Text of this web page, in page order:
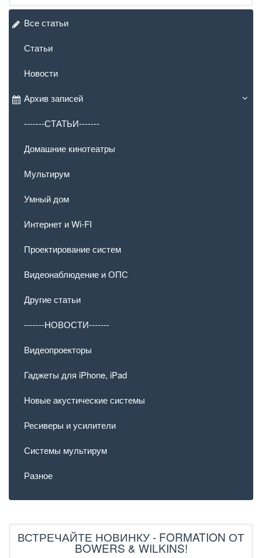
Все статьи
Статьи
Новости
Архив записей
-------СТАТЬИ-------
Домашние кинотеатры
Мультирум
Умный дом
Интернет и Wi-FI
Проектирование систем
Видеонаблюдение и ОПС
Другие статьи
-------НОВОСТИ-------
Видеопроекторы
Гаджеты для iPhone, iPad
Новые акустические системы
Ресиверы и усилители
Системы мультирум
Разное
ВСТРЕЧАЙТЕ НОВИНКУ - FORMATION ОТ
BOWERS & WILKINS!